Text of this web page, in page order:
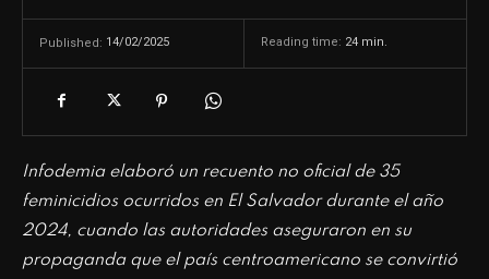
Published: 14/02/2025 Reading time: 24 min.
Infodemia elaboró un recuento no oficial de 35
feminicidios ocurridos en El Salvador durante el año
2024, cuando las autoridades aseguraron en su
propaganda que el país centroamericano se convirtió